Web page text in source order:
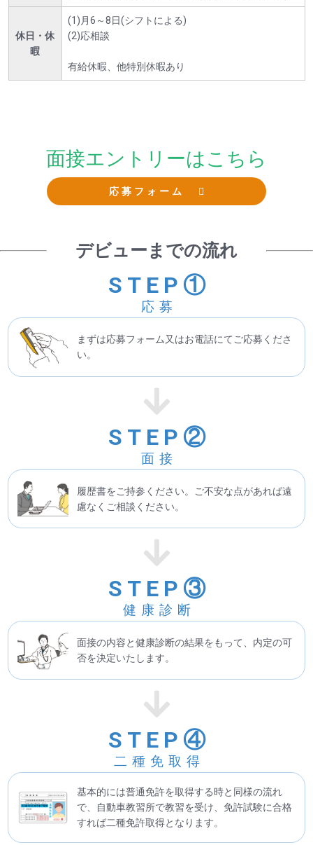
休日・休
暇
(1)月6～8日(シフトによる)
(2)応相談
有給休暇、他特別休暇あり
面接エントリーはこちら
応募フォーム
デビューまでの流れ
STEP①
応募
まずは応募フォーム又はお電話にてご応募くださ
い。
STEP②
面接
履歴書をご持参ください。ご不安な点があれば遠
慮なくご相談ください。
STEP③
健康診断
面接の内容と健康診断の結果をもって、内定の可
否を決定いたします。
STEP④
二種免取得
基本的には普通免許を取得する時と同様の流れ
で、自動車教習所で教習を受け、免許試験に合格
すれば二種免許取得となります。